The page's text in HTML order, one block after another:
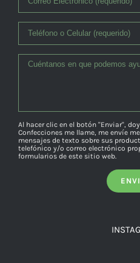
Al hacer clic en el botón "Enviar",
Confecciones me llame, me envíe
mensajes de texto sobre sus
telefónico y/o correo electrónico
formularios de este sitio web.